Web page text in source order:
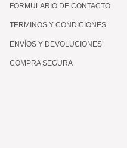
FORMULARIO DE CONTACTO
TERMINOS Y CONDICIONES
ENVÍOS Y DEVOLUCIONES
COMPRA SEGURA